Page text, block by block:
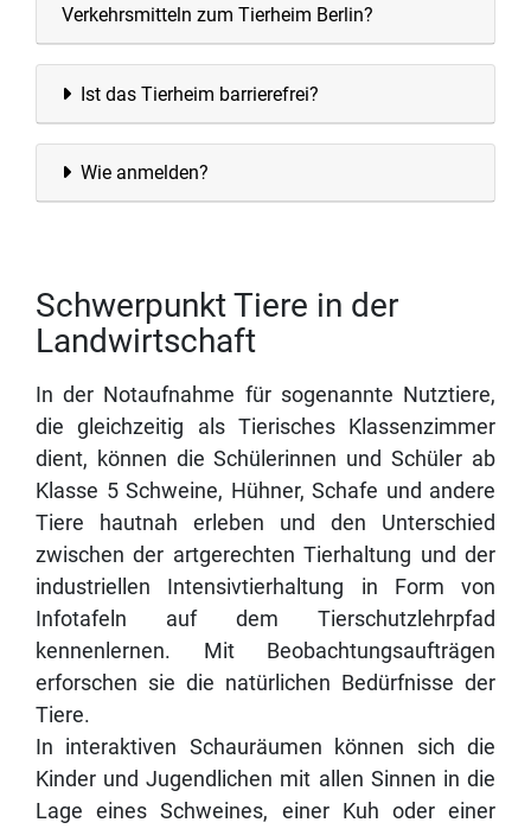
Verkehrsmitteln zum Tierheim Berlin?
Ist das Tierheim barrierefrei?
Wie anmelden?
Schwerpunkt Tiere in der
Landwirtschaft
In der Notaufnahme für sogenannte Nutztiere,
die gleichzeitig als Tierisches Klassenzimmer
dient, können die Schülerinnen und Schüler ab
Klasse 5 Schweine, Hühner, Schafe und andere
Tiere hautnah erleben und den Unterschied
zwischen der artgerechten Tierhaltung und der
industriellen Intensivtierhaltung in Form von
Infotafeln auf dem Tierschutzlehrpfad
kennenlernen. Mit Beobachtungsaufträgen
erforschen sie die natürlichen Bedürfnisse der
Tiere.
In interaktiven Schauräumen können sich die
Kinder und Jugendlichen mit allen Sinnen in die
Lage eines Schweines, einer Kuh oder einer